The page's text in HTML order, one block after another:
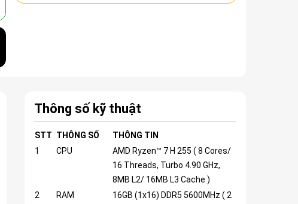
Thông số kỹ thuật
STT THÔNG SỐ
THÔNG TIN
1
CPU
AMD Ryzen™ 7 H 255 ( 8 Cores/
16 Threads, Turbo 4.90 GHz,
8MB L2/ 16MB L3 Cache )
2
RAM
16GB (1x16) DDR5 5600MHz ( 2